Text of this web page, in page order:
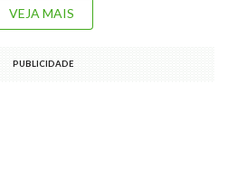
VEJA MAIS
PUBLICIDADE